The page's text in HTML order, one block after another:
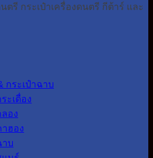
รี กระเป๋าเครื่องดนตรี กีต้าร์ และ
กระเป๋าฉาบ
ะเดื่อง
ลอง
าฮอง
าบ